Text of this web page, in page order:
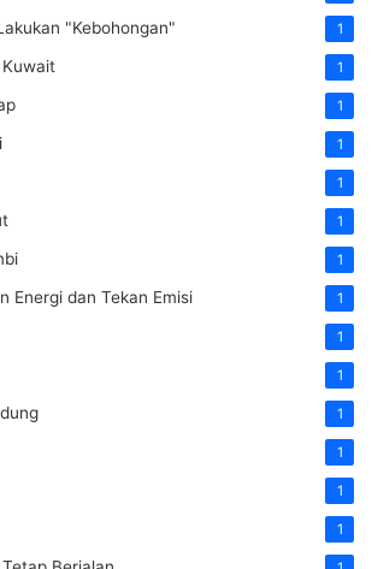
"Kebohongan" 1
1
1
1
1
1
1
Energi dan Tekan Emisi 1
1
1
1
1
1
1